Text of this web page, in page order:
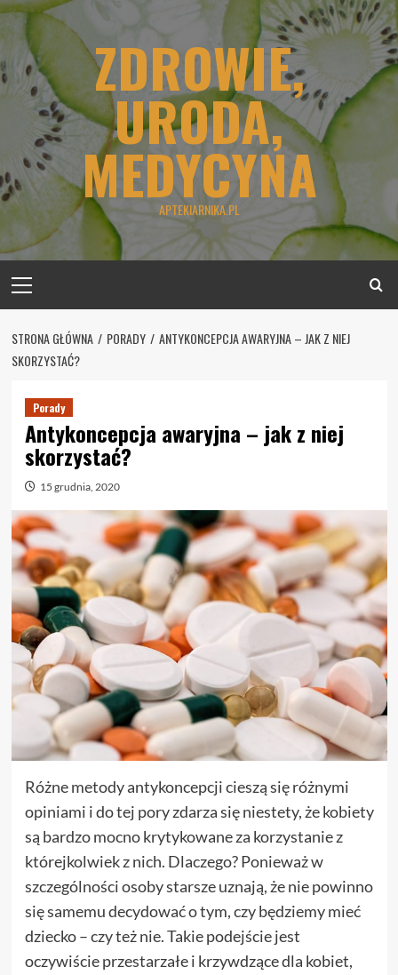
Skip
content
ZDROWIE,
URODA,
MEDYCYNA
APTEKIARNIKA.PL
Menu
STRONA GŁÓWNA PORADY
ANTYKONCEPCJA AWARYJNA – JAK Z NIEJ
SKORZYSTAĆ?
Porady
Antykoncepcja awaryjna – jak z niej
skorzystać?
15 grudnia, 2020
Różne metody antykoncepcji cieszą się różnymi
opiniami i do tej pory zdarza się niestety, że kobiety
są bardzo mocno krytykowane za korzystanie z
którejkolwiek z nich. Dlaczego? Ponieważ w
szczególności osoby starsze uznają, że nie powinno
się samemu decydować o tym, czy będziemy mieć
dziecko – czy też nie. Takie podejście jest
oczywiście przestarzałe i krzywdzące dla kobiet,